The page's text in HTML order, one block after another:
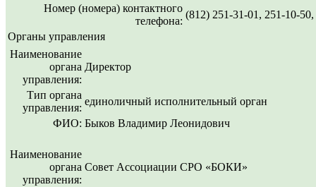
Номер (номера) контактного
телефона:
(812) 251-31-01, 251-10-
Органы управления
Наименование
органа
управления:
Директор
Тип органа
управления:
единоличный исполнительный орган
ФИО: Быков Владимир Леонидович
Наименование
органа
управления:
Совет Ассоциации СРО «БОКИ»